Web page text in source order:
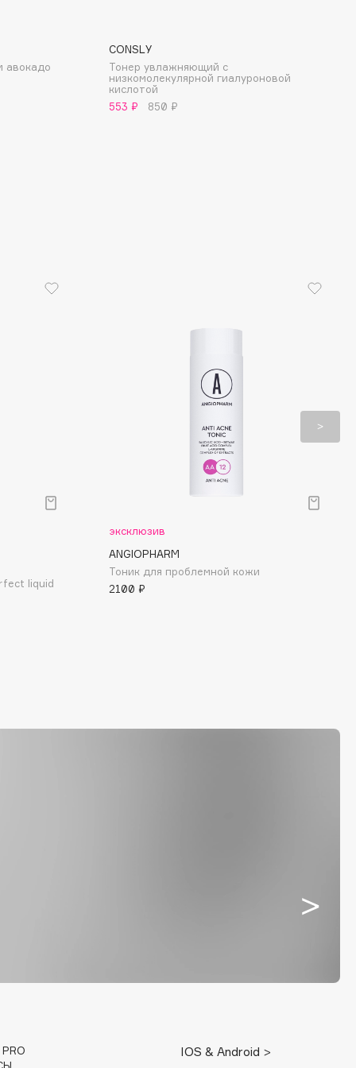
авокадо
CONSLY
Тонер увлажняющий с
низкомолекулярной гиалуроновой
кислотой
553 ₽
850 ₽
liquid
эксклюзив
ANGIOPHARM
Тоник для проблемной кожи
2100 ₽
PRO
IOS & Android >